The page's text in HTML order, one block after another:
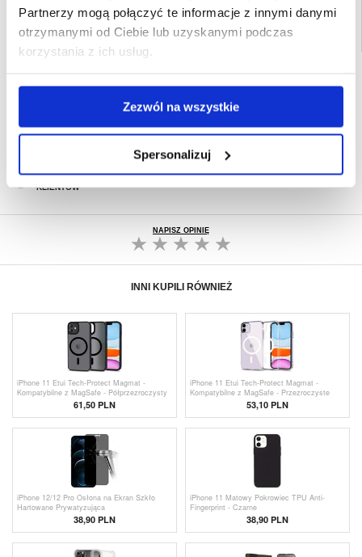
Partnerzy mogą połączyć te informacje z innymi danymi
otrzymanymi od Ciebie lub uzyskanymi podczas
korzystania z ich usług.
Zezwól na wszystkie
Spersonalizuj
PON.-PT. 12.00-15.00
30-DNIOWA POLITYKA ZWROTU
PONAD 8 000 000 ZADOWOLONYCH
KLIENTÓW
NAPISZ OPINIĘ
INNI KUPILI RÓWNIEŻ
iPhone 11 Etui Tech-Protect Magmat -
Kompatybilne z MagSafe - Półprzezroczysty
61,50 PLN
iPhone 11 Etui Tech-Protect Magmat -
Kompatybilne z MagSafe - Przezroczyste
53,10 PLN
iPhone 12/12 Pro Osłona na Ekran Szkło
Hartowane Prywatyzująca
38,90 PLN
iPhone 11 Matowy Pokrowiec TPU Anti-
Fingerprint - Czarne
38,90 PLN